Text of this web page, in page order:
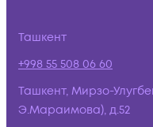
Ташкент
+998 55 508 06 60
Ташкент, Мирзо-
Э.Мараимова), д.52